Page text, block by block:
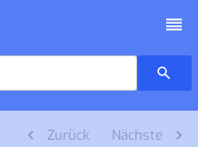
Zurück Nächste